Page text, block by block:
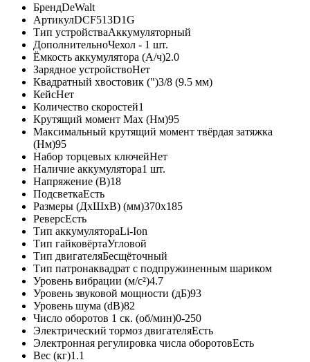
БрендDeWalt
АртикулDCF513D1G
Тип устройстваАккумуляторный
ДополнительноЧехол - 1 шт.
Ёмкость аккумулятора (А/ч)2.0
Зарядное устройствоНет
Квадратный хвостовик (")3/8 (9.5 мм)
КейсНет
Количество скоростей1
Крутящий момент Max (Нм)95
Максимальный крутящий момент твёрдая затяжка
(Нм)95
Набор торцевых ключейНет
Наличие аккумулятора1 шт.
Напряжение (В)18
ПодсветкаЕсть
Размеры (ДxШxВ) (мм)370х185
РеверсЕсть
Тип аккумулятораLi-Ion
Тип гайковёртаУгловой
Тип двигателяБесщёточный
Тип патронаквадрат с подпружиненным шариком
Уровень вибрации (м/с²)4.7
Уровень звуковой мощности (дБ)93
Уровень шума (dB)82
Число оборотов 1 ск. (об/мин)0-250
Электрический тормоз двигателяЕсть
Электронная регулировка числа оборотовЕсть
Вес (кг)1.1